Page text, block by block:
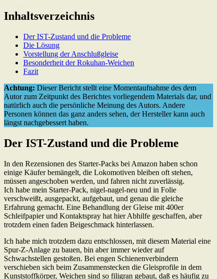
Inhaltsverzeichnis
Der IST-Zustand und die Probleme
Die Lösung
Vorstellung der Anschlußgleise
Besonderheit der Rokuhan-Weichen
Fazit
Achtung: Dieser Bericht stellt eine Momentaufnahme des dem
Autor zum Zeitpunkt des Berichtes vorliegendem Materials dar, und
natürlich auch die persönliche Meinung des Autors. Andere
Personen können das ganz anders sehen, der Hersteller kann auch
längst nachgebessert haben.
Der IST-Zustand und die Probleme
In den Rezensionen des Starter-Packs bei Amazon haben schon
einige Käufer bemängelt, die Lokomotiven bleiben oft stehen,
müssen angeschoben werden, und fahren nicht zuverlässig.
Ich habe mein Starter-Pack, nigel-nagel-neu und in Folie
verschweißt, ausgepackt, aufgebaut, und genau die gleiche
Erfahrung gemacht. Eine Behandlung der Gleise mit 400er
Schleifpapier und Kontaktspray hat hier Abhilfe geschaffen, aber
trotzdem einen faden Beigeschmack hinterlassen.
Ich habe mich trotzdem dazu entschlossen, mit diesem Material eine
Spur-Z-Anlage zu bauen, bin aber immer wieder auf
Schwachstellen gestoßen. Bei engen Schienenverbindern
verschieben sich beim Zusammenstecken die Gleisprofile in dem
Kunststoffkörper, Weichen sind so filigran gebaut, daß es häufig zu